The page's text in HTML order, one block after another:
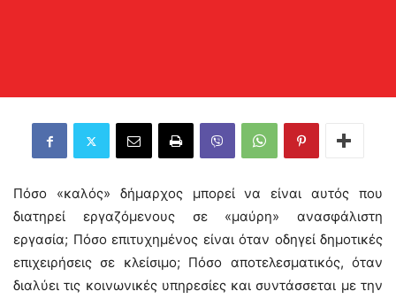
Πόσο «καλός» δήμαρχος μπορεί να είναι αυτός που
διατηρεί εργαζόμενους σε «μαύρη» ανασφάλιστη
εργασία; Πόσο επιτυχημένος είναι όταν οδηγεί δημοτικές
επιχειρήσεις σε κλείσιμο; Πόσο αποτελεσματικός, όταν
διαλύει τις κοινωνικές υπηρεσίες και συντάσσεται με την